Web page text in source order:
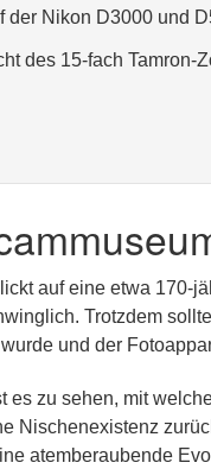
der Nikon D3000 und
des 15-fach Tamron-
auf eine etwa 170-
Trotzdem
und der
es zu sehen, mit
Nischenexistenz
atemberaubende